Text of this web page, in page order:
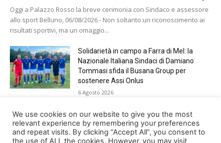
Oggi a Palazzo Rosso la breve cerimonia con Sindaco e assessore
allo sport Belluno, 06/08/2026 - Non soltanto un riconoscimento ai
risultati sportivi, ma un omaggio...
Solidarietà in campo a Farra di Mel: la
Nazionale Italiana Sindaci di Damiano
Tommasi sfida il Busana Group per
sostenere Assi Onlus
6 Agosto 2026
Shade, Dolcenera, Merk&Kremont,
Benji&Fede e molti altri, giovedì sera a
Jesolo con Radio Bella&Monella
We use cookies on our website to give you the most
relevant experience by remembering your preferences
and repeat visits. By clicking “Accept All”, you consent to
the use of ALL the cookies. However, you may visit